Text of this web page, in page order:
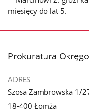
miesięcy do lat 5.
stopka
Prokuratura
ADRES
Szosa Zambrowska 1/
18-400 Łomża